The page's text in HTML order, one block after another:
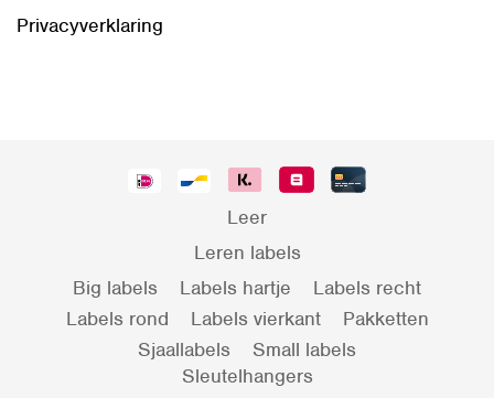
Privacyverklaring
Leer
Leren labels
Big labels
Labels hartje
Labels recht
Labels rond
Labels vierkant
Pakketten
Sjaallabels
Small labels
Sleutelhangers